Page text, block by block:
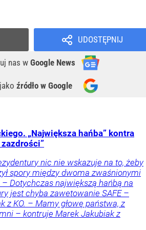
UDOSTĘPNIJ
nas w Google News
źródło w Google
„Największa hańba” kontra
zazdrości”
nic nie wskazuje na to, żeby
spory między dwoma zwaśnionymi
Dotychczas największą hańbą na
jest chyba zawetowanie SAFE –
z KO. – Mamy głowę państwa, z
– kontruje Marek Jakubiak z